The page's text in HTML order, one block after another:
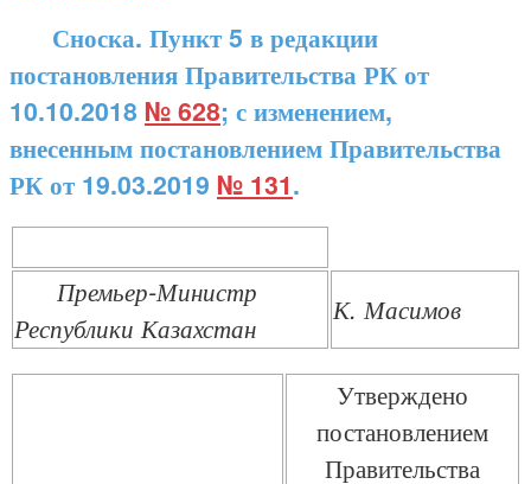
Сноска. Пункт 5 в редакции
постановления Правительства РК от
10.10.2018 № 628; с изменением,
внесенным постановлением Правительства
РК от 19.03.2019 № 131.
Премьер-Министр
Республики Казахстан
К. Масимов
Утверждено
постановлением
Правительства